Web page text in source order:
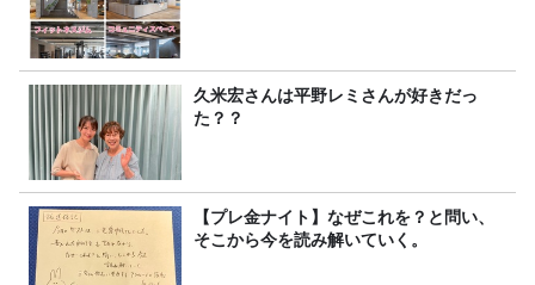
久米宏さんは平野レミさんが好きだっ
た？？
【プレ金ナイト】なぜこれを？と問い、
そこから今を読み解いていく。